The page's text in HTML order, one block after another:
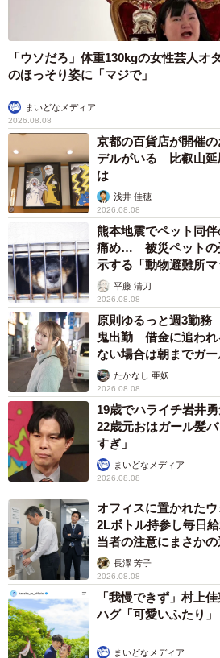
「ウソだろ」体重130kgの女性芸人
のほっそり姿に「マジで」
まいどなメディア
2026.08.08
京都の百貨店が開催
デルがいる 比叡山延
は
浅井 佳穂
2026.08.08
熊本地震でペット同
痛め… 被災ペットの
示する「動物避難所
平藤 清刀
2026.08.08
原則ゆるっと週3勤
鬼出勤 借金に追わ
ない場合は朝までガ
ストに取材】
たかなし 亜妖
2026.08.08
19歳でハライチ岩井
22歳元おはガール髪
すぎ」
まいどなメディア
2026.08.08
オフィスに置かれた
2Lボトル持参し毎日
当者の注意にまさか
説】長澤 芳子
2026.08.08
「我慢できず」村上
ハグ「可愛いふたり」
まいどなメディア